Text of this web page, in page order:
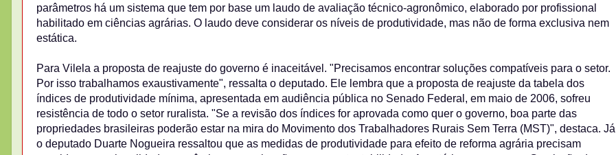
parâmetros há um sistema que tem por base um laudo de avaliação técnico-agronômico, elaborado por profissional
habilitado em ciências agrárias. O laudo deve considerar os níveis de produtividade, mas não de forma exclusiva nem
estática.
Para Vilela a proposta de reajuste do governo é inaceitável. "Precisamos encontrar soluções compatíveis para o setor.
Por isso trabalhamos exaustivamente", ressalta o deputado. Ele lembra que a proposta de reajuste da tabela dos
índices de produtividade mínima, apresentada em audiência pública no Senado Federal, em maio de 2006, sofreu
resistência de todo o setor ruralista. "Se a revisão dos índices for aprovada como quer o governo, boa parte das
propriedades brasileiras poderão estar na mira do Movimento dos Trabalhadores Rurais Sem Terra (MST)", destaca. Já
o deputado Duarte Nogueira ressaltou que as medidas de produtividade para efeito de reforma agrária precisam